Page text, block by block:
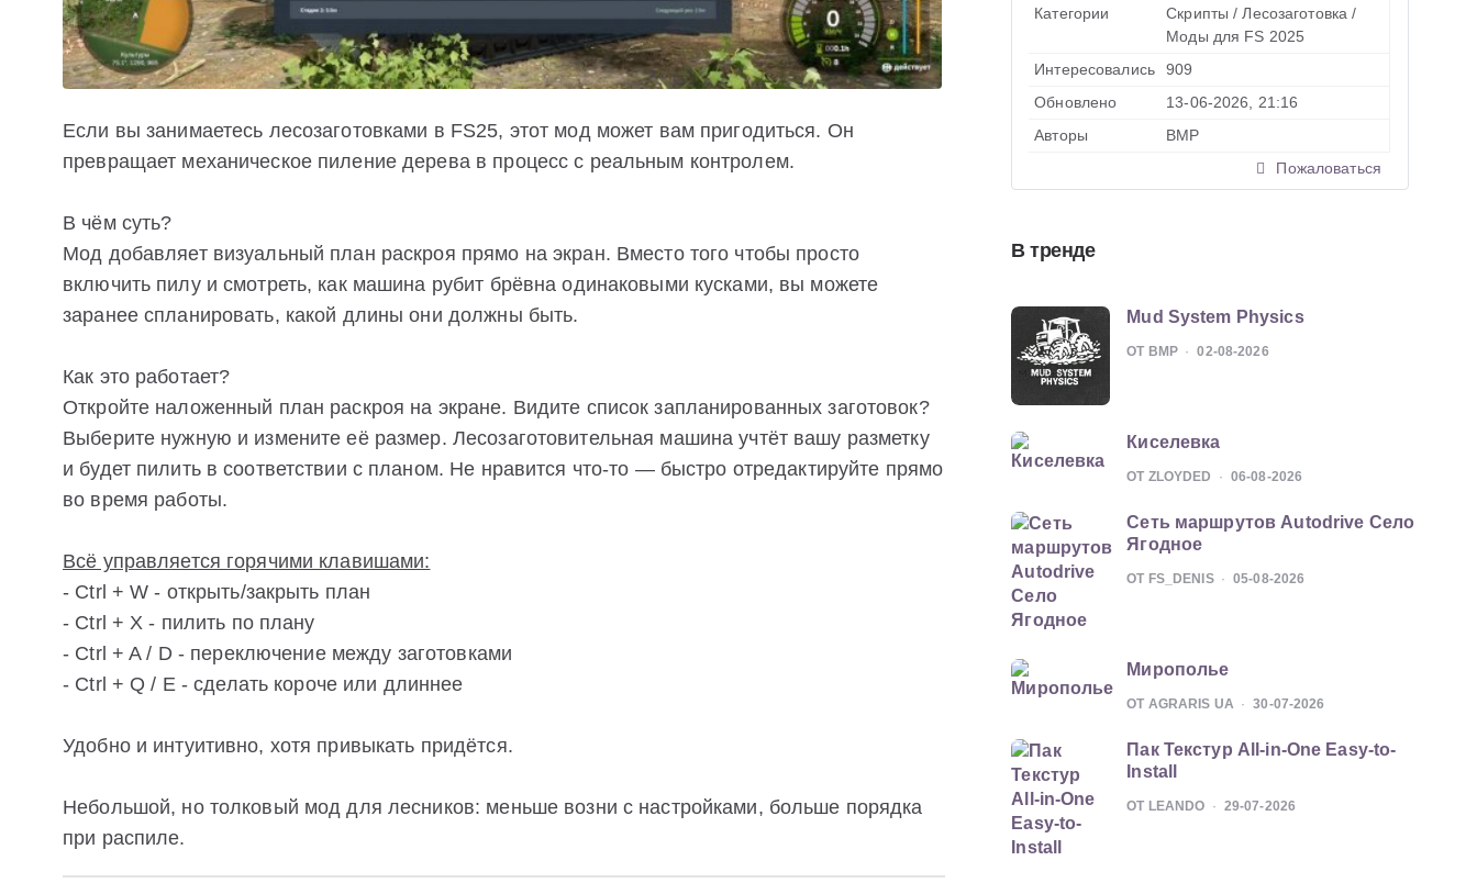
Если вы занимаетесь лесозаготовками в FS25, этот мод может вам пригодиться. Он
превращает механическое пиление дерева в процесс с реальным контролем.
В чём суть?
Мод добавляет визуальный план раскроя прямо на экран. Вместо того чтобы просто
включить пилу и смотреть, как машина рубит брёвна одинаковыми кусками, вы можете
заранее спланировать, какой длины они должны быть.
Как это работает?
Откройте наложенный план раскроя на экране. Видите список запланированных заготовок?
Выберите нужную и измените её размер. Лесозаготовительная машина учтёт вашу разметку
и будет пилить в соответствии с планом. Не нравится что-то — быстро отредактируйте прямо
во время работы.
Всё управляется горячими клавишами:
- Ctrl + W - открыть/закрыть план
- Ctrl + X - пилить по плану
- Ctrl + A / D - переключение между заготовками
- Ctrl + Q / E - сделать короче или длиннее
Удобно и интуитивно, хотя привыкать придётся.
Небольшой, но толковый мод для лесников: меньше возни с настройками, больше порядка
при распиле.
Категории Скрипты / Лесозаготовка /
Моды для FS 2025
Интересовались
909
Обновлено
13-06-2026, 21:16
Авторы
BMP
Пожаловаться
В тренде
Mud System Physics
ОТ BMP 02-08-2026
Киселевка
ОТ ZLOYDED 06-08-2026
Сеть маршрутов Autodrive Село
Ягодное
ОТ FS_DENIS 05-08-2026
Мирополье
ОТ AGRARIS UA 30-07-2026
Пак Текстур All-in-One Easy-to-
Install
ОТ LEANDO 29-07-2026